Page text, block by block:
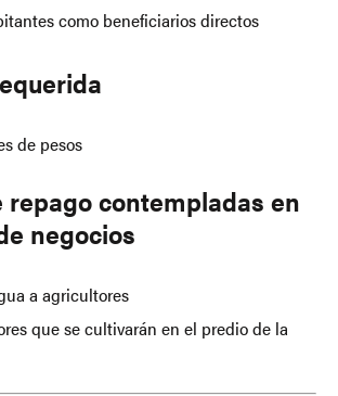
como beneficiarios directos
de pesos
repago contempladas en
negocios
a agricultores
que se cultivarán en el predio de la